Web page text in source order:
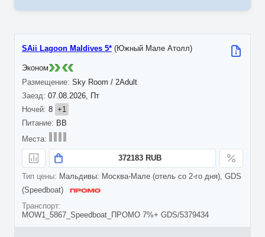
07.08.2026, Пт
8 +1
SAii Lagoon Maldives 5* (Южный Мале Атолл)
Sky Room / 2Adult
BB
372183 RUB
Мальдивы: Москва-Мале (отель со 2-го дня), GDS
(Speedboat)
MOW1_5867_Speedboat_ПРОМО 7%+ GDS/5379434
Эконом